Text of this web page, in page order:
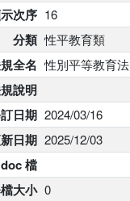
次序 16
分類 性平教育類
全名 性別平等教育法
說明
日期 2024/03/16
日期 2025/12/03
檔
大小 0